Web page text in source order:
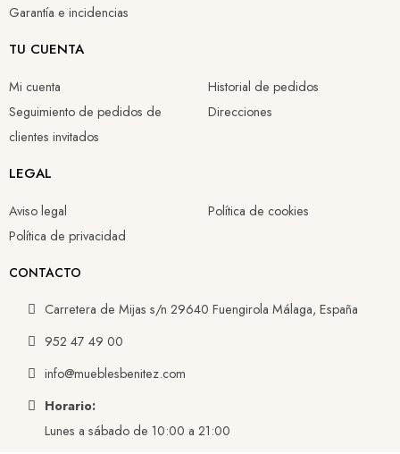
Garantía e incidencias
TU CUENTA
Mi cuenta
Seguimiento de pedidos de
clientes invitados
Historial de pedidos
Direcciones
LEGAL
Aviso legal
Política de privacidad
Política de cookies
CONTACTO
Carretera de Mijas s/n 29640 Fuengirola Málaga, España
952 47 49 00
info@mueblesbenitez.com
Horario:
Lunes a sábado de 10:00 a 21:00